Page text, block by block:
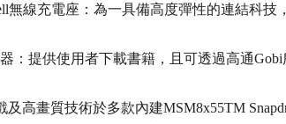
無線充電座：為一具備高度彈性的連結科技
：提供使用者下載書籍，且可透過高通
高畫質技術於多款內建MSM8x55TM